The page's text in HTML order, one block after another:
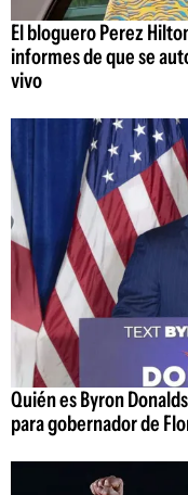
El bloguero Perez
informes de que se
vivo
Quién es Byron
para gobernador de